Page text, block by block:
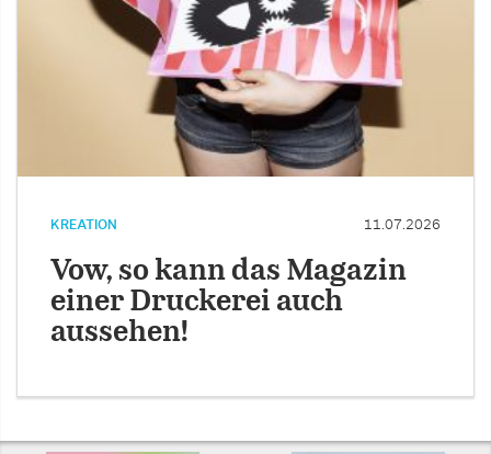
KREATION 11.07.2026
Vow, so kann das Magazin
einer Druckerei auch
aussehen!